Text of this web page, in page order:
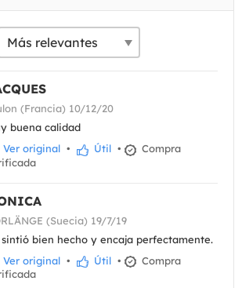
(Francia) 10/12/20
buena calidad
Ver original • Útil •
Compra
(Suecia) 19/7/19
sintió bien hecho y encaja perfectamente.
Ver original • Útil •
Compra